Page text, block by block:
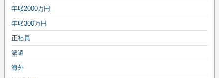
年収2000万円
年収300万円
正社員
派遣
海外